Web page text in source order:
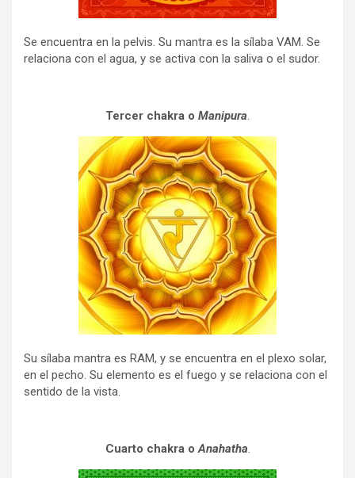
Se encuentra en la pelvis. Su mantra es la sílaba VAM. Se
relaciona con el agua, y se activa con la saliva o el sudor.
Tercer chakra o Manipura
Su sílaba mantra es RAM, y se encuentra en el plexo solar,
en el pecho. Su elemento es el fuego y se relaciona con el
sentido de la vista.
Cuarto chakra o Anahatha